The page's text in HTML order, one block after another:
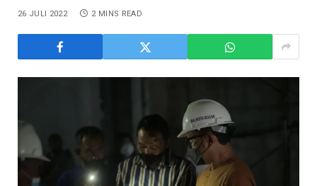
26 JULI 2022 2 MINS READ